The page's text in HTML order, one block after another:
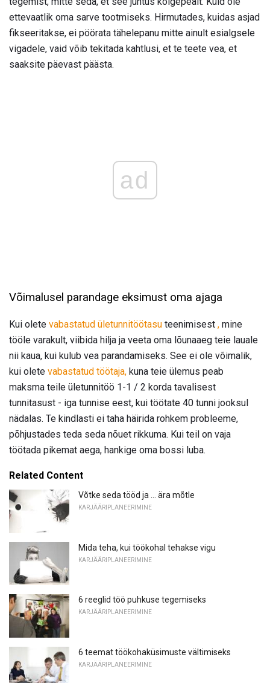
ettevaatlik oma sarve tootmiseks. Hirmutades, kuidas asjad
fikseeritakse, ei pöörata tähelepanu mitte ainult esialgsele
vigadele, vaid võib tekitada kahtlusi, et te teete vea, et
saaksite päevast päästa.
ad
Võimalusel parandage eksimust oma ajaga
Kui olete vabastatud ületunnitöötasu teenimisest , mine
tööle varakult, viibida hilja ja veeta oma lõunaaeg teie lauale
nii kaua, kui kulub vea parandamiseks. See ei ole võimalik,
kui olete vabastatud töötaja, kuna teie ülemus peab
maksma teile ületunnitöö 1-1 / 2 korda tavalisest
tunnitasust - iga tunnise eest, kui töötate 40 tunni jooksul
nädalas. Te kindlasti ei taha häirida rohkem probleeme,
põhjustades teda seda nõuet rikkuma. Kui teil on vaja
töötada pikemat aega, hankige oma bossi luba.
Related Content
Võtke seda tööd ja ... ära mõtle
KARJÄÄRIPLANEERIMINE
Mida teha, kui töökohal tehakse vigu
KARJÄÄRIPLANEERIMINE
6 reeglid töö puhkuse tegemiseks
KARJÄÄRIPLANEERIMINE
6 teemat töökohaküsimuste vältimiseks
KARJÄÄRIPLANEERIMINE